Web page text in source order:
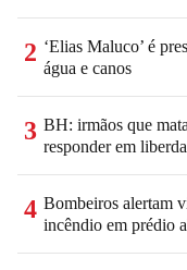
2 ‘Elias Maluco’ é
água e canos
3 BH: irmãos que
responder em
4 Bombeiros alertam
incêndio em prédio